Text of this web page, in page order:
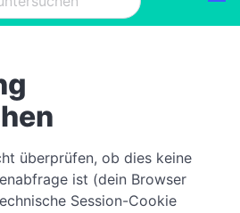
überprüfen, ob dies keine
ist (dein Browser
Session-Cookie